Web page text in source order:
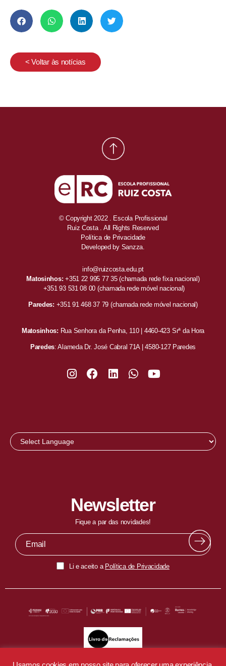
< Voltar às notícias
© Copyright 2022 . Escola Profissional
Ruiz Costa . All Rights Reserved
Política de Privacidade
Developed by Sanzza.
info@ruizcosta.edu.pt
Matosinhos: +351 22 995 77 35(chamada rede fixa nacional)
+351 93 531 08 00 (chamada rede móvel nacional)
Paredes: +351 91 468 37 79 (chamada rede móvel nacional)
Matosinhos: Rua Senhora da Penha, 110 | 4460-423 Srª da Hora
Paredes: Alameda Dr. José Cabral 71A | 4580-127 Paredes
Newsletter
Fique a par das novidades!
Li e aceito a Política de Privacidade